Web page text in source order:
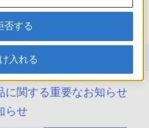
説明書
に関する重要なお知らせ
らせ
否する
入れる